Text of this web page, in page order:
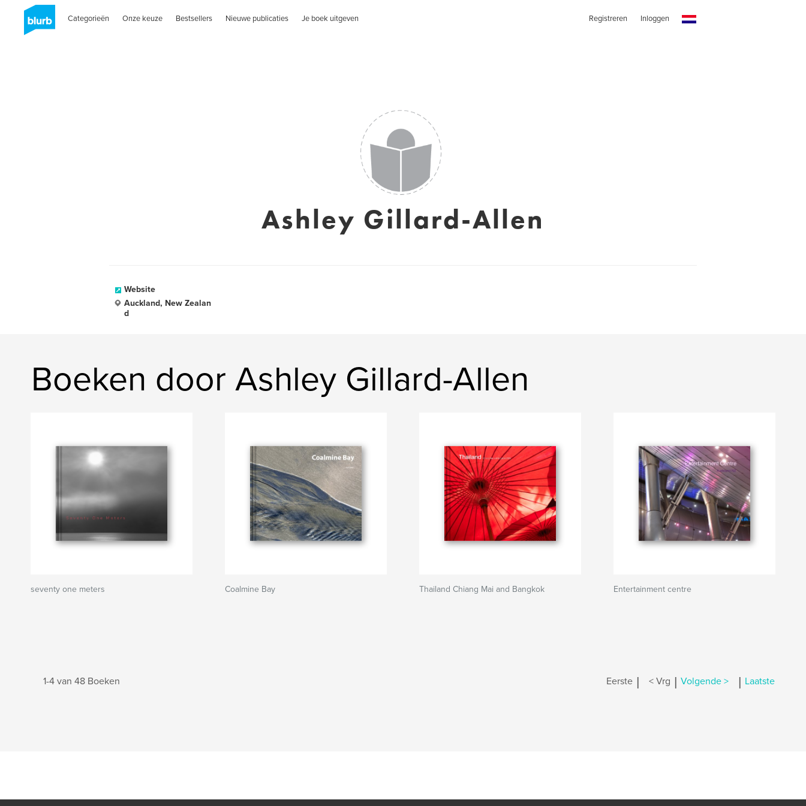
Categorieën Onze keuze Bestsellers Nieuwe publicaties Je boek uitgeven Registreren Inloggen
Ashley Gillard-Allen
Website
Auckland, New Zealan
d
Boeken door Ashley Gillard-Allen
seventy one meters Coalmine Bay Thailand Chiang Mai and Bangkok Entertainment centre
1-4 van 48 Boeken Eerste | < Vrg | Volgende > | Laatste